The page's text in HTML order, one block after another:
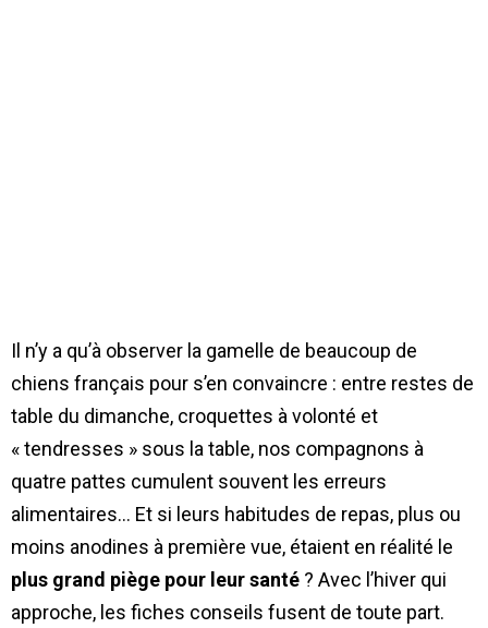
Il n’y a qu’à observer la gamelle de beaucoup de
chiens français pour s’en convaincre : entre restes de
table du dimanche, croquettes à volonté et
« tendresses » sous la table, nos compagnons à
quatre pattes cumulent souvent les erreurs
alimentaires… Et si leurs habitudes de repas, plus ou
moins anodines à première vue, étaient en réalité le
plus grand piège pour leur santé ? Avec l’hiver qui
approche, les fiches conseils fusent de toute part.